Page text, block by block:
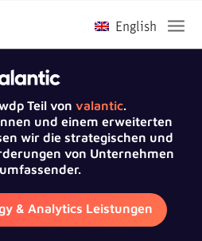
Teil von valantic.
und einem erweiterten
wir die strategischen und
von Unternehmen
& Analytics Leistungen